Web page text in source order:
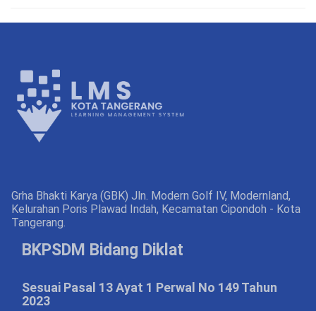
Grha Bhakti Karya (GBK) Jln. Modern Golf IV, Modernland,
Kelurahan Poris Plawad Indah, Kecamatan Cipondoh - Kota
Tangerang.
BKPSDM Bidang Diklat
Sesuai Pasal 13 Ayat 1 Perwal No 149 Tahun
2023